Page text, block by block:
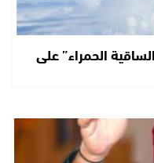
الحمراء” على